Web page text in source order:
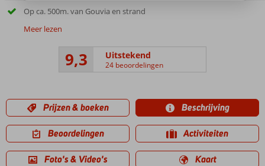
Op ca. 500m. van Gouvia en strand
Meer lezen
9,3 Uitstekend
24 beoordelingen
Prijzen & boeken Beschrijving
Beoordelingen Activiteiten
Foto's & Video's Kaart